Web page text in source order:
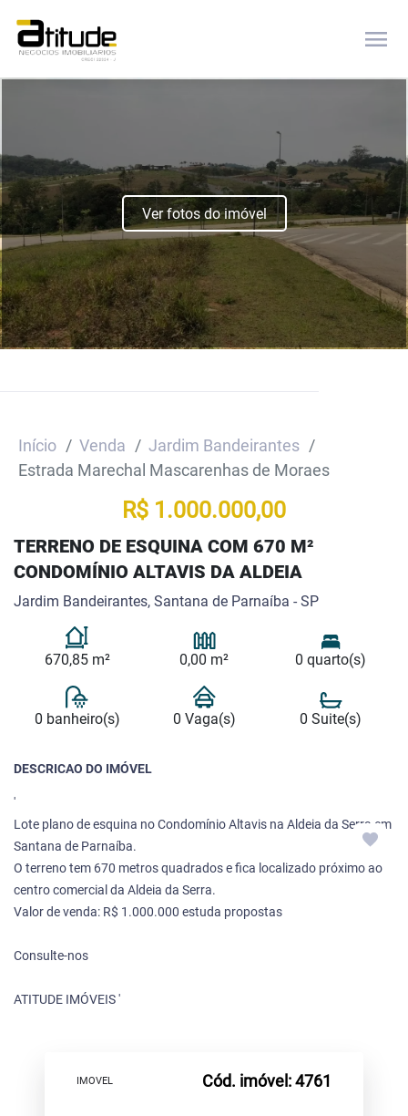
menu
Ver fotos do imóvel
Início Venda
Jardim Bandeirantes
Estrada Marechal Mascarenhas de Moraes
R$ 1.000.000,00
TERRENO DE ESQUINA COM 670 M²
CONDOMÍNIO ALTAVIS DA ALDEIA
Jardim Bandeirantes, Santana de Parnaíba - SP
670,85 m² 0,00 m² 0 quarto(s)
0 banheiro(s) 0 Vaga(s) 0 Suite(s)
DESCRICAO DO IMÓVEL
'
Lote plano de esquina no Condomínio Altavis na Aldeia da Serra em
Santana de Parnaíba.
O terreno tem 670 metros quadrados e fica localizado próximo ao
centro comercial da Aldeia da Serra.
Valor de venda: R$ 1.000.000 estuda propostas
Consulte-nos
ATITUDE IMÓVEIS '
IMOVEL Cód. imóvel: 4761